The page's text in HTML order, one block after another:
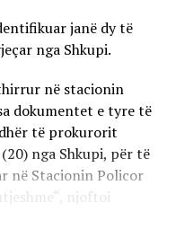
janë dy të
nga Shkupi.
në stacionin
dokumentet e tyre të
të prokurorit
nga Shkupi, për të
në Stacionin Policor
njoftoi